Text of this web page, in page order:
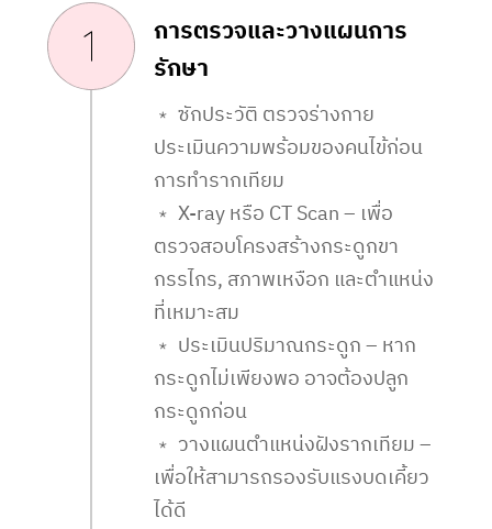
การตรวจและวางแผนการ
รักษา
﹡ ซักประวัติ ตรวจร่างกาย
ประเมินความพร้อมของคนไข้ก่อน
การทำรากเทียม
﹡ X-ray หรือ CT Scan – เพื่อ
ตรวจสอบโครงสร้างกระดูกขา
กรรไกร, สภาพเหงือก และตำแหน่ง
ที่เหมาะสม
﹡ ประเมินปริมาณกระดูก – หาก
กระดูกไม่เพียงพอ อาจต้องปลูก
กระดูกก่อน
﹡ วางแผนตำแหน่งฝังรากเทียม –
เพื่อให้สามารถรองรับแรงบดเคี้ยว
ได้ดี